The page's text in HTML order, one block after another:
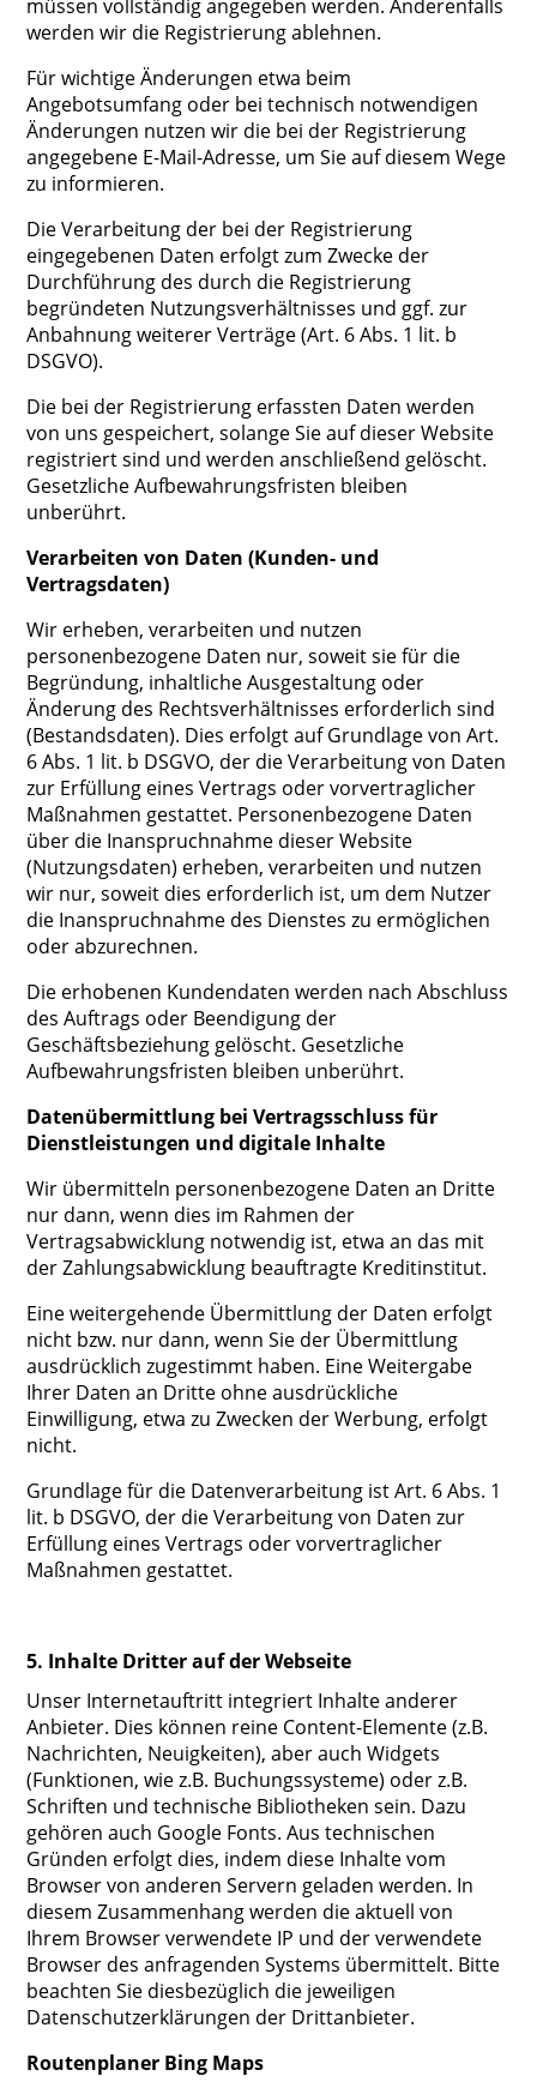
müssen vollständig angegeben werden. Anderenfalls
werden wir die Registrierung ablehnen.
Für wichtige Änderungen etwa beim
Angebotsumfang oder bei technisch notwendigen
Änderungen nutzen wir die bei der Registrierung
angegebene E-Mail-Adresse, um Sie auf diesem Wege
zu informieren.
Die Verarbeitung der bei der Registrierung
eingegebenen Daten erfolgt zum Zwecke der
Durchführung des durch die Registrierung
begründeten Nutzungsverhältnisses und ggf. zur
Anbahnung weiterer Verträge (Art. 6 Abs. 1 lit. b
DSGVO).
Die bei der Registrierung erfassten Daten werden
von uns gespeichert, solange Sie auf dieser Website
registriert sind und werden anschließend gelöscht.
Gesetzliche Aufbewahrungsfristen bleiben
unberührt.
Verarbeiten von Daten (Kunden- und
Vertragsdaten)
Wir erheben, verarbeiten und nutzen
personenbezogene Daten nur, soweit sie für die
Begründung, inhaltliche Ausgestaltung oder
Änderung des Rechtsverhältnisses erforderlich sind
(Bestandsdaten). Dies erfolgt auf Grundlage von Art.
6 Abs. 1 lit. b DSGVO, der die Verarbeitung von Daten
zur Erfüllung eines Vertrags oder vorvertraglicher
Maßnahmen gestattet. Personenbezogene Daten
über die Inanspruchnahme dieser Website
(Nutzungsdaten) erheben, verarbeiten und nutzen
wir nur, soweit dies erforderlich ist, um dem Nutzer
die Inanspruchnahme des Dienstes zu ermöglichen
oder abzurechnen.
Die erhobenen Kundendaten werden nach Abschluss
des Auftrags oder Beendigung der
Geschäftsbeziehung gelöscht. Gesetzliche
Aufbewahrungsfristen bleiben unberührt.
Datenübermittlung bei Vertragsschluss für
Dienstleistungen und digitale Inhalte
Wir übermitteln personenbezogene Daten an Dritte
nur dann, wenn dies im Rahmen der
Vertragsabwicklung notwendig ist, etwa an das mit
der Zahlungsabwicklung beauftragte Kreditinstitut.
Eine weitergehende Übermittlung der Daten erfolgt
nicht bzw. nur dann, wenn Sie der Übermittlung
ausdrücklich zugestimmt haben. Eine Weitergabe
Ihrer Daten an Dritte ohne ausdrückliche
Einwilligung, etwa zu Zwecken der Werbung, erfolgt
nicht.
Grundlage für die Datenverarbeitung ist Art. 6 Abs. 1
lit. b DSGVO, der die Verarbeitung von Daten zur
Erfüllung eines Vertrags oder vorvertraglicher
Maßnahmen gestattet.
5. Inhalte Dritter auf der Webseite
Unser Internetauftritt integriert Inhalte anderer
Anbieter. Dies können reine Content-Elemente (z.B.
Nachrichten, Neuigkeiten), aber auch Widgets
(Funktionen, wie z.B. Buchungssysteme) oder z.B.
Schriften und technische Bibliotheken sein. Dazu
gehören auch Google Fonts. Aus technischen
Gründen erfolgt dies, indem diese Inhalte vom
Browser von anderen Servern geladen werden. In
diesem Zusammenhang werden die aktuell von
Ihrem Browser verwendete IP und der verwendete
Browser des anfragenden Systems übermittelt. Bitte
beachten Sie diesbezüglich die jeweiligen
Datenschutzerklärungen der Drittanbieter.
Routenplaner Bing Maps